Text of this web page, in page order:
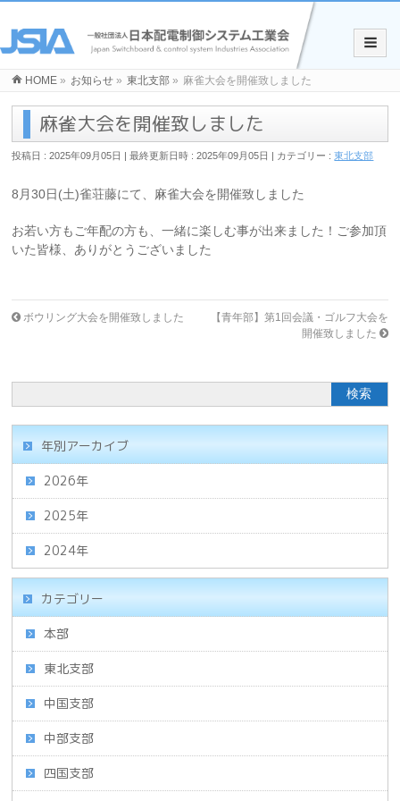
HOME » お知らせ » 東北支部 » 麻雀大会を開催致しました
麻雀大会を開催致しました
投稿日 : 2025年09月05日 最終更新日時 : 2025年09月05日 カテゴリー :東北支部
8月30日(土)雀荘藤にて、麻雀大会を開催致しました
お若い方もご年配の方も、一緒に楽しむ事が出来ました！ご参加頂
いた皆様、ありがとうございました
ボウリング大会を開催致しました
【青年部】第1回会議・ゴルフ大会を
開催致しました
年別アーカイブ
2026年
2025年
2024年
カテゴリー
本部
東北支部
中国支部
中部支部
四国支部